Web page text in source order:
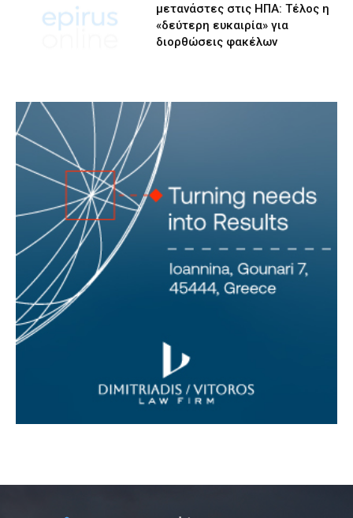
μετανάστες στις ΗΠΑ: Τέλος η
«δεύτερη ευκαιρία» για
διορθώσεις φακέλων